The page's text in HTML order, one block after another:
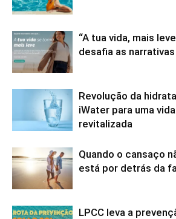
“A tua vida, mais
desafia as
Revolução da
iWater para uma
revitalizada
Quando o cansaço
está por detrás da
LPCC leva a